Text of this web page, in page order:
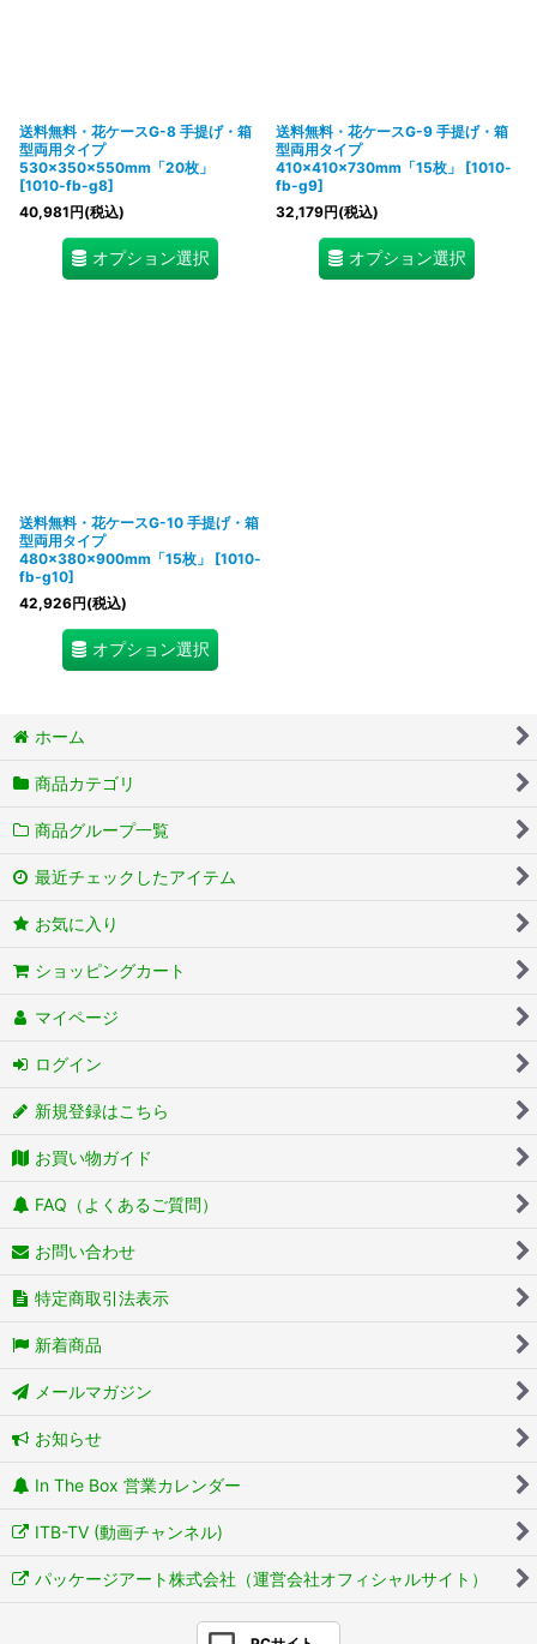
送料無料・花ケースG-8 手提げ・箱
型両用タイプ
530×350×550mm「20枚」
[1010-fb-g8]
40,981円(税込)
オプション選択
送料無料・花ケースG-9 手提げ・箱
型両用タイプ
410×410×730mm「15枚」
[1010-
fb-g9]
32,179円(税込)
オプション選択
送料無料・花ケースG-10 手提げ・箱
型両用タイプ
480×380×900mm「15枚」
[1010-
fb-g10]
42,926円(税込)
オプション選択
ホーム
商品カテゴリ
商品グループ一覧
最近チェックしたアイテム
お気に入り
ショッピングカート
マイページ
ログイン
新規登録はこちら
お買い物ガイド
FAQ（よくあるご質問）
お問い合わせ
特定商取引法表示
新着商品
メールマガジン
お知らせ
In The Box 営業カレンダー
ITB-TV (動画チャンネル)
パッケージアート株式会社（運営会社オフィシャルサイト）